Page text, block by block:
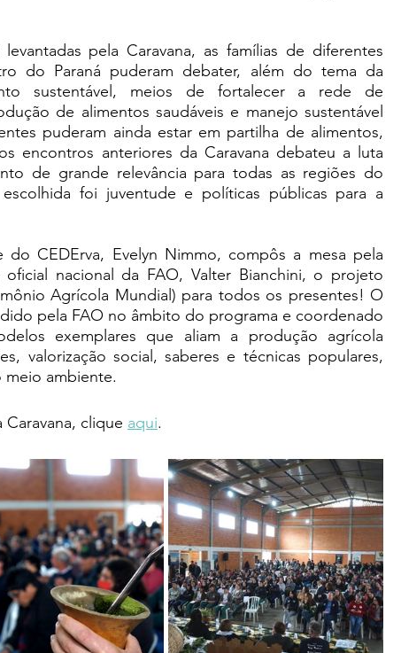
pela Caravana, as famílias de diferentes
do Paraná puderam debater, além do tema da
sustentável, meios de fortalecer a rede de
de alimentos saudáveis e manejo sustentável
puderam ainda estar em partilha de alimentos,
encontros anteriores da Caravana debateu a luta
de grande relevância para todas as regiões do
foi juventude e políticas públicas para a
CEDErva, Evelyn Nimmo, compôs a mesa pela
nacional da FAO, Valter Bianchini, o projeto
Agrícola Mundial) para todos os presentes! O
pela FAO no âmbito do programa e coordenado
exemplares que aliam a produção agrícola
valorização social, saberes e técnicas populares,
meio ambiente.
Caravana, clique aqui.